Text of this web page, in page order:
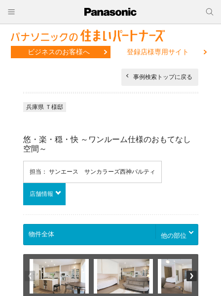
ビジネスのお客様へ 登録店様専用サイト
事例検索トップに戻る
兵庫県 Ｔ様邸
悠・楽・穏・快 ～ワンルーム仕様のおもてなし
空間～
担当： サンエース サンカラーズ西神パルティ
店舗情報
他の部位